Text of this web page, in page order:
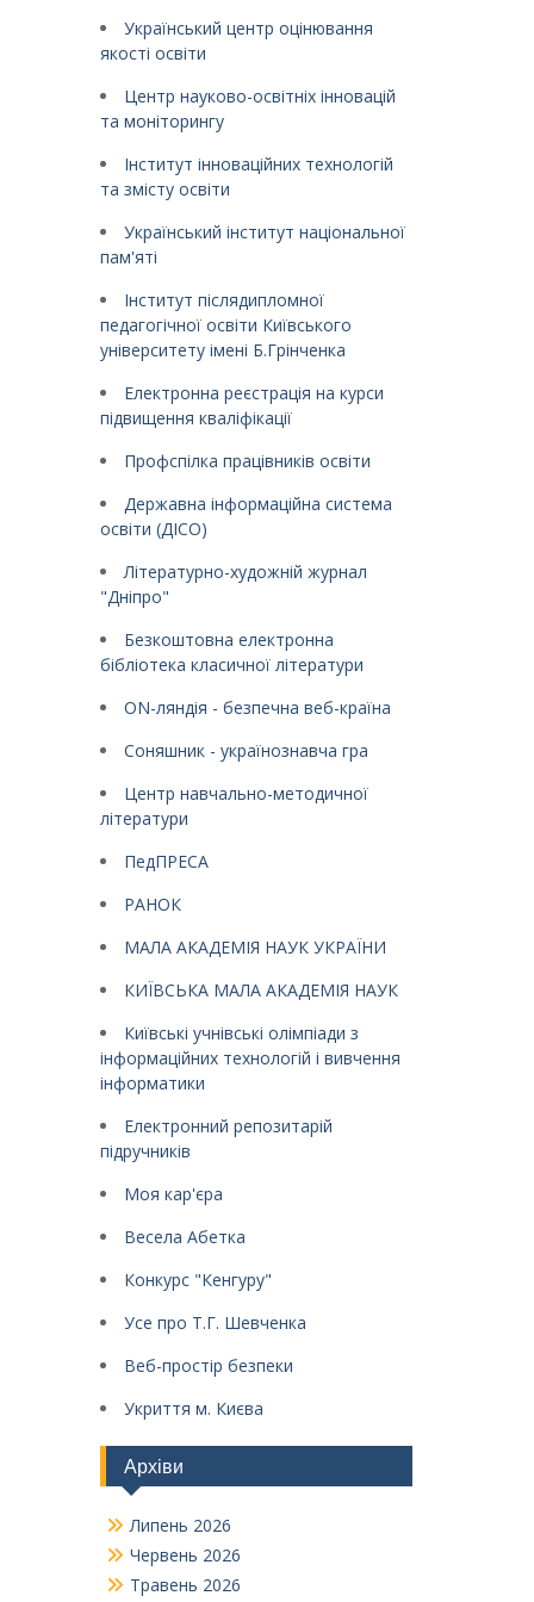
Український центр оцінювання
якості освіти
Центр науково-освітніх інновацій
та моніторингу
Інститут інноваційних технологій
та змісту освіти
Український інститут національної
пам'яті
Інститут післядипломної
педагогічної освіти Київського
університету імені Б.Грінченка
Електронна реєстрація на курси
підвищення кваліфікації
Профспілка працівників освіти
Державна інформаційна система
освіти (ДІСО)
Літературно-художній журнал
"Дніпро"
Безкоштовна електронна
бібліотека класичної літератури
ON-ляндія - безпечна веб-країна
Соняшник - українознавча гра
Центр навчально-методичної
літератури
ПедПРЕСА
РАНОК
МАЛА АКАДЕМІЯ НАУК УКРАЇНИ
КИЇВСЬКА МАЛА АКАДЕМІЯ НАУК
Київські учнівські олімпіади з
інформаційних технологій і вивчення
інформатики
Електронний репозитарій
підручників
Моя кар'єра
Весела Абетка
Конкурс "Кенгуру"
Усе про Т.Г. Шевченка
Веб-простір безпеки
Укриття м. Києва
Архіви
Липень 2026
Червень 2026
Травень 2026